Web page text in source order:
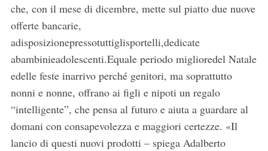
che, con il mese di dicembre, mette sul piatto due nuove
offerte bancarie,
adisposizionepressotuttiglisportelli,dedicate
abambinieadolescenti.Equale periodo miglioredel Natale
edelle feste inarrivo perché genitori, ma soprattutto
nonni e nonne, offrano ai figli e nipoti un regalo
“intelligente”, che pensa al futuro e aiuta a guardare al
domani con consapevolezza e maggiori certezze. «Il
lancio di questi nuovi prodotti – spiega Adalberto